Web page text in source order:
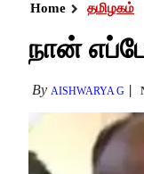
Home தமிழகம்
நான்
By AISHWARYA G